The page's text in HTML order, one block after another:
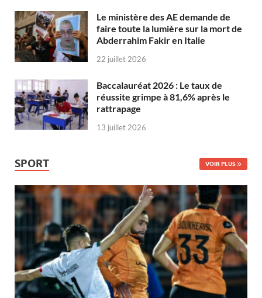
Le ministère des AE demande de
faire toute la lumière sur la mort de
Abderrahim Fakir en Italie
22 juillet 2026
Baccalauréat 2026 : Le taux de
réussite grimpe à 81,6% après le
rattrapage
13 juillet 2026
SPORT VOIR PLUS